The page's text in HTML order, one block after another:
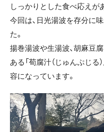
しっかりとした食べ応えが
今回は、日光湯波を存分に
た。
揚巻湯波や生湯波、胡麻豆
ある「荀腐汁（じゅんぷじる
容になっています。